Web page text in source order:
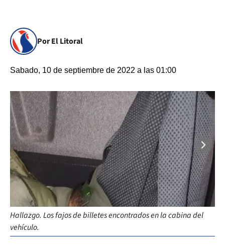
Por El Litoral
Sabado, 10 de septiembre de 2022 a las 01:00
Hallazgo. Los fajos de billetes encontrados en la cabina del
vehículo.